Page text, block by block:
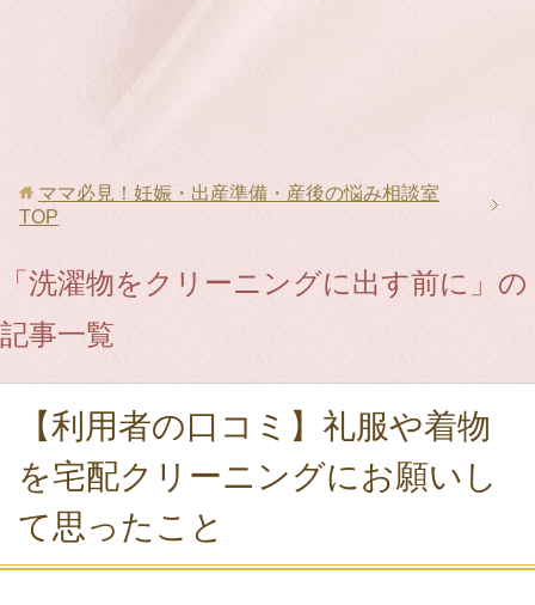
ママ必見！妊娠・出産準備・産後の悩み相談室
TOP
「洗濯物をクリーニングに出す前に」の
記事一覧
【利用者の口コミ】礼服や着物
を宅配クリーニングにお願いし
て思ったこと